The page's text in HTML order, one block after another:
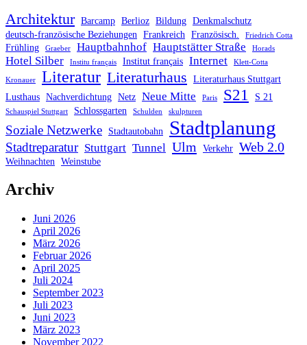
Architektur Barcamp Berlioz Bildung Denkmalschutz
deutsch-französische Beziehungen
Frankreich Französisch. Friedrich Cotta
Frühling Graeber Hauptbahnhof Hauptstätter Straße Horads
Hotel Silber Institu français Institut français Internet Klett-Cotta
Kronauer Literatur Literaturhaus
Literaturhaus Stuttgart
Lusthaus Nachverdichtung Netz Neue Mitte Paris S21 S 21
Schauspiel Stuttgart Schlossgarten Schulden skulpturen
Soziale Netzwerke Stadtautobahn Stadtplanung
Stadtreparatur Stuttgart Tunnel Ulm Verkehr Web 2.0
Weihnachten Weinstube
Archiv
Juni 2026
April 2026
März 2026
Februar 2026
April 2025
Juli 2024
September 2023
Juli 2023
Juni 2023
März 2023
November 2022